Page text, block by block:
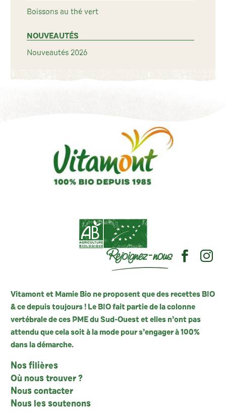
Boissons au thé vert
NOUVEAUTÉS
Nouveautés 2026
Rejoignez-nous
Vitamont et Mamie Bio ne proposent que des recettes BIO
& ce depuis toujours ! Le BIO fait partie de la colonne
vertébrale de ces PME du Sud-Ouest et elles n’ont pas
attendu que cela soit à la mode pour s’engager à 100%
dans la démarche.
Nos filières
Où nous trouver ?
Nous contacter
Nous les soutenons